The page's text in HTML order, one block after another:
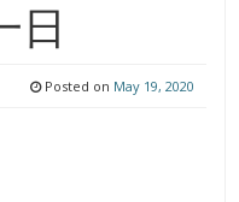
日
Posted on May 19, 2020